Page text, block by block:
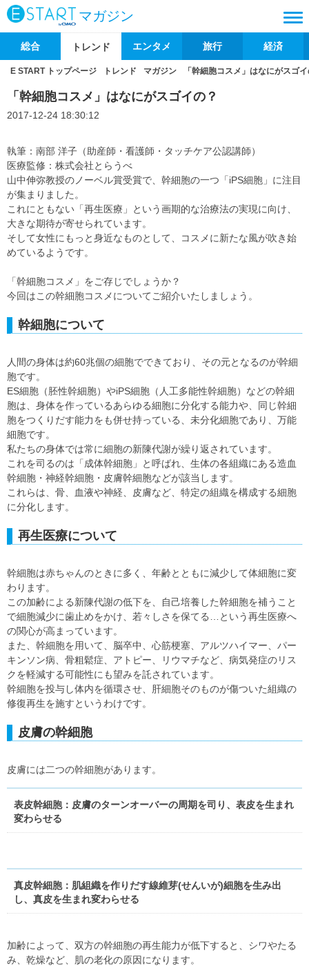
マガジン
総合 トレンド エンタメ 旅行 経済
E START トップページ トレンド マガジン 「幹細胞コスメ」はなにがスゴ
「幹細胞コスメ」はなにがスゴイの？
2017-12-24 18:30:12
執筆：南部 洋子（助産師・看護師・タッチケア公認講師）
医療監修：株式会社とらうべ
山中伸弥教授のノーベル賞受賞で、幹細胞の一つ「iPS細胞」に注目
が集まりました。
これにともない「再生医療」という画期的な治療法の実現に向け、
大きな期待が寄せられています。
そして女性にもっと身近なものとして、コスメに新たな風が吹き始
めているようです。
「幹細胞コスメ」をご存じでしょうか？
今回はこの幹細胞コスメについてご紹介いたしましょう。
幹細胞について
人間の身体は約60兆個の細胞でできており、その元となるのが幹細
胞です。
ES細胞（胚性幹細胞）やiPS細胞（人工多能性幹細胞）などの幹細
胞は、身体を作っているあらゆる細胞に分化する能力や、同じ幹細
胞をつくりだす能力をも併せ持っている、未分化細胞であり、万能
細胞です。
私たちの身体では常に細胞の新陳代謝が繰り返されています。
これを司るのは「成体幹細胞」と呼ばれ、生体の各組織にある造血
幹細胞・神経幹細胞・皮膚幹細胞などが該当します。
これらは、骨、血液や神経、皮膚など、特定の組織を構成する細胞
に分化します。
再生医療について
幹細胞は赤ちゃんのときに多く、年齢とともに減少して体細胞に変
わります。
この加齢による新陳代謝の低下を、自己培養した幹細胞を補うこと
で細胞減少に歯止めをかけ、若々しさを保てる…という再生医療へ
の関心が高まっています。
また、幹細胞を用いて、脳卒中、心筋梗塞、アルツハイマー、パー
キンソン病、骨粗鬆症、アトピー、リウマチなど、病気発症のリス
クを軽減する可能性にも望みを託されています。
幹細胞を投与し体内を循環させ、肝細胞そのものが傷ついた組織の
修復再生を施すというわけです。
皮膚の幹細胞
皮膚には二つの幹細胞があります。
表皮幹細胞：皮膚のターンオーバーの周期を司り、表皮を生まれ
変わらせる
真皮幹細胞：肌組織を作りだす線維芽(せんいが)細胞を生み出
し、真皮を生まれ変わらせる
加齢によって、双方の幹細胞の再生能力が低下すると、シワやたる
み、乾燥など、肌の老化の原因になります。